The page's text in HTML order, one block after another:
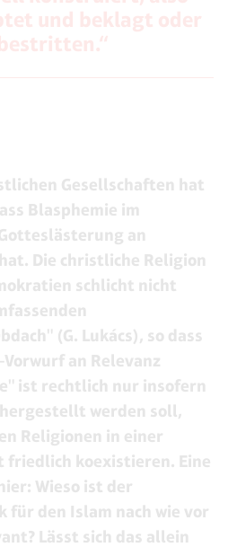
Gesellschaften hat
Blasphemie im
an
Die christliche Religion
schlicht nicht
(G. Lukács), so dass
an Relevanz
ist rechtlich nur insofern
werden soll,
Religionen in einer
friedlich koexistieren. Eine
Wieso ist der
für den Islam nach wie vor
Lässt sich das allein